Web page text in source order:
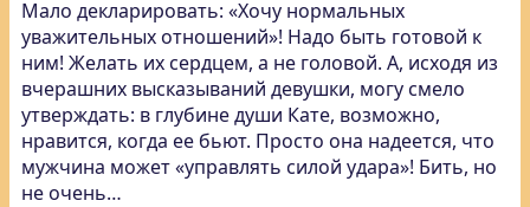
Мало декларировать: «Хочу нормальных
уважительных отношений»! Надо быть готовой к
ним! Желать их сердцем, а не головой. А, исходя из
вчерашних высказываний девушки, могу смело
утверждать: в глубине души Кате, возможно,
нравится, когда ее бьют. Просто она надеется, что
мужчина может «управлять силой удара»! Бить, но
не очень…